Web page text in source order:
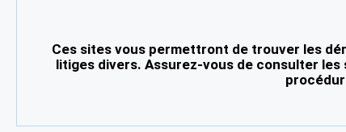
Ces sites vous permettront de trouver les
litiges divers. Assurez-vous de consulter